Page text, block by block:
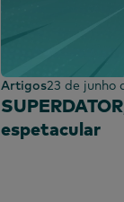
Artigos23 de junho
espetacular